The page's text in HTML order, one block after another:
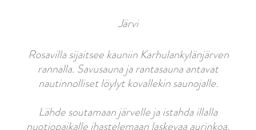
Järvi
Rosavilla sijaitsee kauniin Karhulankylänjärven
rannalla. Savusauna ja rantasauna antavat
nautinnolliset löylyt kovallekin saunojalle.
Lähde soutamaan järvelle ja istahda illalla
nuotiopaikalle ihastelemaan laskevaa aurinkoa.